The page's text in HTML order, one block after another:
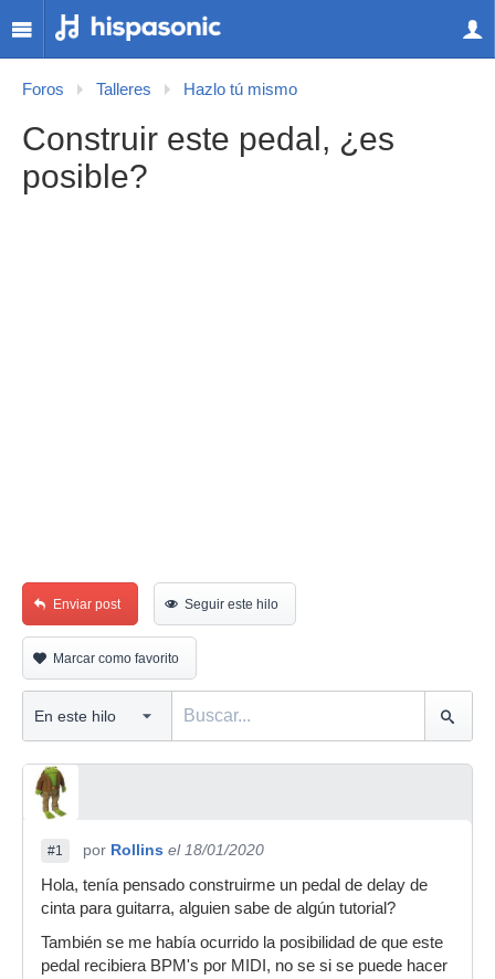
Foros Talleres Hazlo tú mismo
Construir este pedal, ¿es
posible?
Enviar post Seguir este hilo
Marcar como favorito
#1 por Rollins el 18/01/2020
Hola, tenía pensado construirme un pedal de delay de
cinta para guitarra, alguien sabe de algún tutorial?
También se me había ocurrido la posibilidad de que este
pedal recibiera BPM's por MIDI, no se si se puede hacer